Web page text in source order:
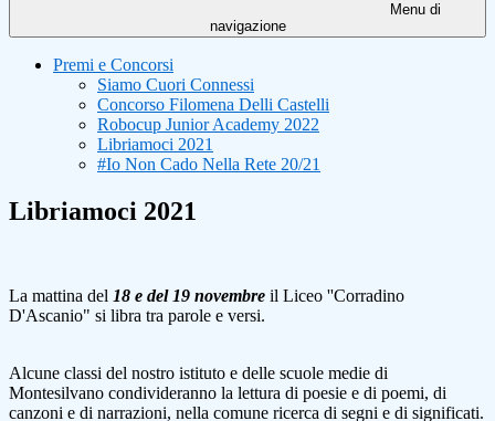
Menu di
navigazione
Premi e Concorsi
Siamo Cuori Connessi
Concorso Filomena Delli Castelli
Robocup Junior Academy 2022
Libriamoci 2021
#Io Non Cado Nella Rete 20/21
Libriamoci 2021
La mattina del 18 e del 19 novembre il Liceo ''Corradino
D'Ascanio" si libra tra parole e versi.
Alcune classi del nostro istituto e delle scuole medie di
Montesilvano condivideranno la lettura di poesie e di poemi, di
canzoni e di narrazioni, nella comune ricerca di segni e di significati.